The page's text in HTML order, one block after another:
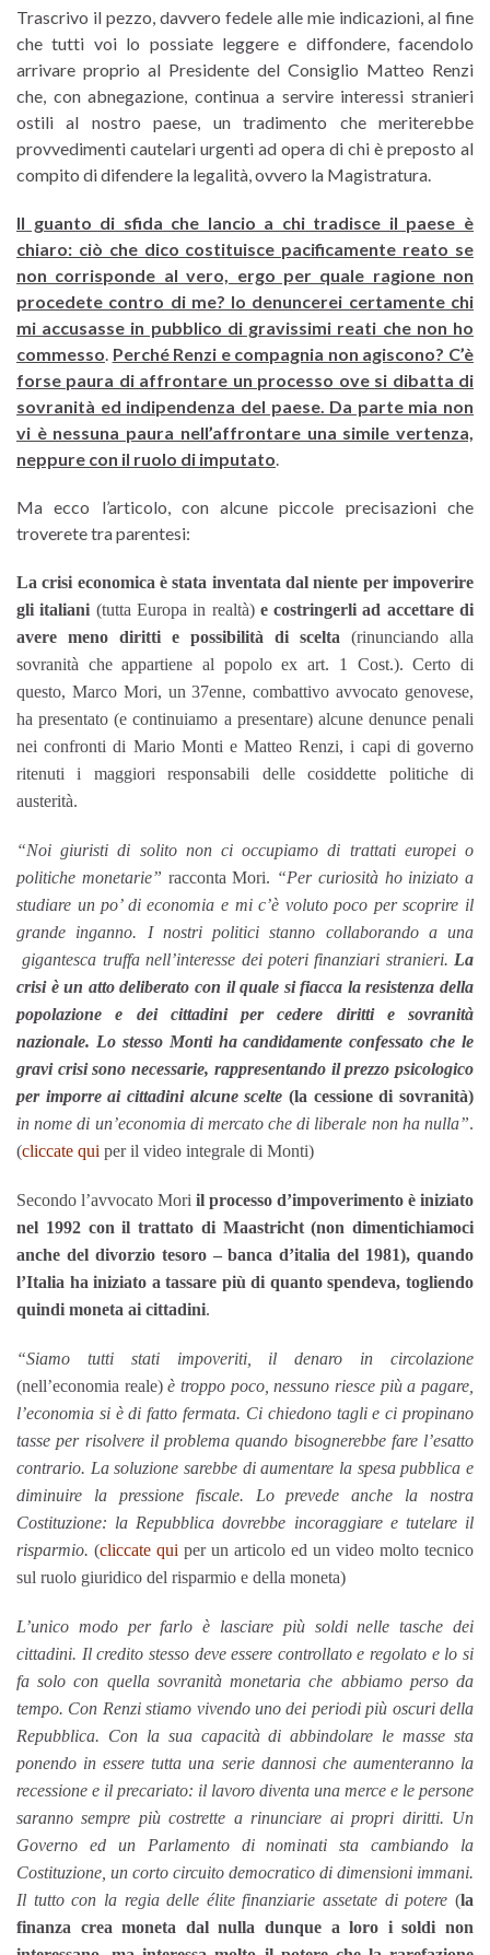
Trascrivo il pezzo, davvero fedele alle mie indicazioni, al fine
che tutti voi lo possiate leggere e diffondere, facendolo
arrivare proprio al Presidente del Consiglio Matteo Renzi
che, con abnegazione, continua a servire interessi stranieri
ostili al nostro paese, un tradimento che meriterebbe
provvedimenti cautelari urgenti ad opera di chi è preposto al
compito di difendere la legalità, ovvero la Magistratura.
Il guanto di sfida che lancio a chi tradisce il paese è
chiaro: ciò che dico costituisce pacificamente reato se
non corrisponde al vero, ergo per quale ragione non
procedete contro di me? Io denuncerei certamente chi
mi accusasse in pubblico di gravissimi reati che non ho
commesso. Perché Renzi e compagnia non agiscono? C’è
forse paura di affrontare un processo ove si dibatta di
sovranità ed indipendenza del paese. Da parte mia non
vi è nessuna paura nell’affrontare una simile vertenza,
neppure con il ruolo di imputato.
Ma ecco l’articolo, con alcune piccole precisazioni che
troverete tra parentesi:
La crisi economica è stata inventata dal niente per impoverire
gli italiani (tutta Europa in realtà) e costringerli ad accettare di
avere meno diritti e possibilità di scelta (rinunciando alla
sovranità che appartiene al popolo ex art. 1 Cost.). Certo di
questo, Marco Mori, un 37enne, combattivo avvocato genovese,
ha presentato (e continuiamo a presentare) alcune denunce penali
nei confronti di Mario Monti e Matteo Renzi, i capi di governo
ritenuti i maggiori responsabili delle cosiddette politiche di
austerità.
“Noi giuristi di solito non ci occupiamo di trattati europei o
politiche monetarie” racconta Mori. “Per curiosità ho iniziato a
studiare un po’ di economia e mi c’è voluto poco per scoprire il
grande inganno. I nostri politici stanno collaborando a una
gigantesca truffa nell’interesse dei poteri finanziari stranieri. La
crisi è un atto deliberato con il quale si fiacca la resistenza della
popolazione e dei cittadini per cedere diritti e sovranità
nazionale. Lo stesso Monti ha candidamente confessato che le
gravi crisi sono necessarie, rappresentando il prezzo psicologico
per imporre ai cittadini alcune scelte (la cessione di sovranità)
in nome di un’economia di mercato che di liberale non ha nulla”.
(cliccate qui per il video integrale di Monti)
Secondo l’avvocato Mori il processo d’impoverimento è iniziato
nel 1992 con il trattato di Maastricht (non dimentichiamoci
anche del divorzio tesoro – banca d’italia del 1981), quando
l’Italia ha iniziato a tassare più di quanto spendeva, togliendo
quindi moneta ai cittadini.
“Siamo tutti stati impoveriti, il denaro in circolazione
(nell’economia reale)è troppo poco, nessuno riesce più a pagare,
l’economia si è di fatto fermata. Ci chiedono tagli e ci propinano
tasse per risolvere il problema quando bisognerebbe fare l’esatto
contrario. La soluzione sarebbe di aumentare la spesa pubblica e
diminuire la pressione fiscale. Lo prevede anche la nostra
Costituzione: la Repubblica dovrebbe incoraggiare e tutelare il
risparmio. (cliccate qui per un articolo ed un video molto tecnico
sul ruolo giuridico del risparmio e della moneta)
L’unico modo per farlo è lasciare più soldi nelle tasche dei
cittadini. Il credito stesso deve essere controllato e regolato e lo si
fa solo con quella sovranità monetaria che abbiamo perso da
tempo. Con Renzi stiamo vivendo uno dei periodi più oscuri della
Repubblica. Con la sua capacità di abbindolare le masse sta
ponendo in essere tutta una serie dannosi che aumenteranno la
recessione e il precariato: il lavoro diventa una merce e le persone
saranno sempre più costrette a rinunciare ai propri diritti. Un
Governo ed un Parlamento di nominati sta cambiando la
Costituzione, un corto circuito democratico di dimensioni immani.
Il tutto con la regia delle élite finanziarie assetate di potere (la
finanza crea moneta dal nulla dunque a loro i soldi non